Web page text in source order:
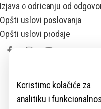
Izjava o odricanju od
Opšti uslovi poslovanja
Opšti uslovi prodaje
Koristimo kolačiće za
analitiku i